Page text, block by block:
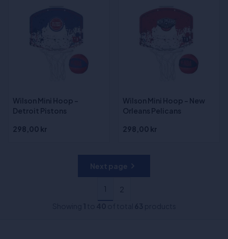
Wilson Mini Hoop -
Detroit Pistons
298,00 kr
Wilson Mini Hoop - New
Orleans Pelicans
298,00 kr
1
2